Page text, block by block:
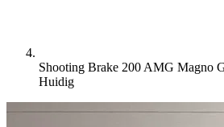
Shooting Brake 200 AMG Magno
Huidig